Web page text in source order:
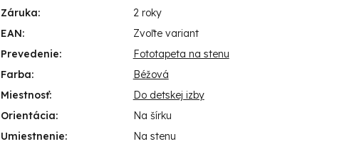
Záruka:
2 roky
EAN:
Zvoľte variant
Prevedenie:
Fototapeta na stenu
Farba:
Béžová
Miestnosť:
Do detskej izby
Orientácia:
Na šírku
Umiestnenie:
Na stenu